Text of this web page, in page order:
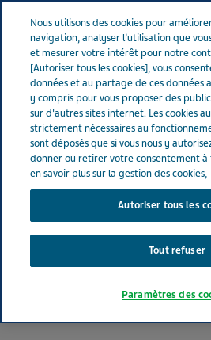
France Nos Produits
MEMANTINE
(bte de 28)
PSYCHOANALEPTIQUES MEMANTINE
Forme pharmaceutique
Nous utilisons des cookies pour
navigation, analyser l’utilisation que
et mesurer votre intérêt pour notre
[Autoriser tous les cookies], vous
données et au partage de ces données
y compris pour vous proposer des
sur d'autres sites internet. Les cookies
strictement nécessaires au
sont déposés que si vous nous y
donner ou retirer votre consentement
en savoir plus sur la gestion des cookies,
Autoriser tous les
Tout refuser
Paramètres des